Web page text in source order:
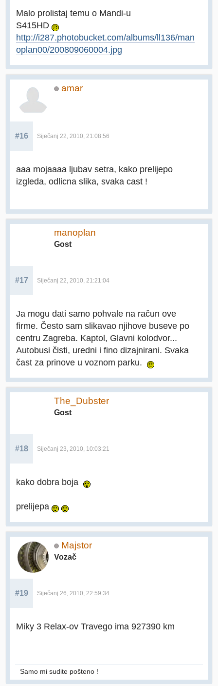
Malo prolistaj temu o Mandi-u
S415HD
http://i287.photobucket.com/albums/ll136/man
oplan00/200809060004.jpg
amar
#16 Siječanj 22, 2010, 21:08:56
aaa mojaaaa ljubav setra, kako prelijepo
izgleda, odlicna slika, svaka cast !
manoplan
Gost
#17 Siječanj 22, 2010, 21:21:04
Ja mogu dati samo pohvale na račun ove
firme. Često sam slikavao njihove buseve po
centru Zagreba. Kaptol, Glavni kolodvor...
Autobusi čisti, uredni i fino dizajnirani. Svaka
čast za prinove u voznom parku.
The_Dubster
Gost
#18 Siječanj 23, 2010, 10:03:21
kako dobra boja
prelijepa
Majstor
Vozač
#19 Siječanj 26, 2010, 22:59:34
Miky 3 Relax-ov Travego ima 927390 km
Samo mi sudite pošteno !